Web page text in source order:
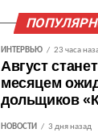
ИНТЕРВЬЮ 23 часа
Август
месяцем
дольщиков
НОВОСТИ 3 дня назад